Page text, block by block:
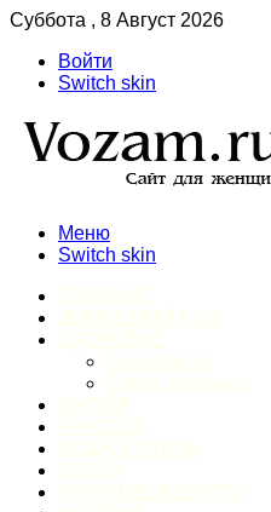
Суббота , 8 Август 2026
Войти
Switch skin
Меню
Switch skin